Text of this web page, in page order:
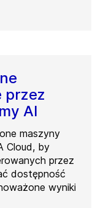
przez
AI
maszyny
Cloud, by
przez
dostępność
wyniki